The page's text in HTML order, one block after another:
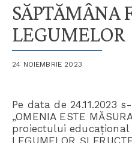
SĂPTĂMÂNA
LEGUMELOR
24 NOIEMBRIE 2023
Pe data de 24.11.2023
„OMENIA ESTE
proiectului educațional
LEGUMELOR ȘI